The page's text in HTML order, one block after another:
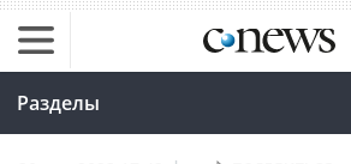
Разделы